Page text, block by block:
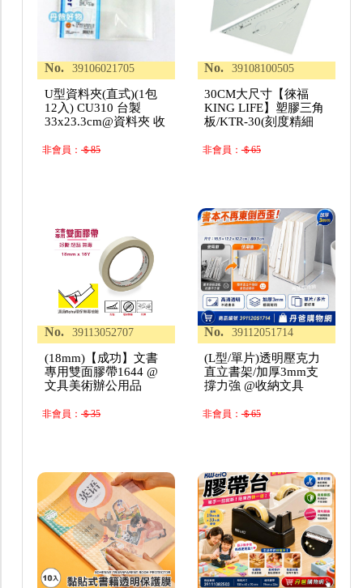
No. 39106021705
U型資料夾(直式)(1包
12入) CU310 台製
33x23.3cm@資料夾 收
非會員：＄85
No. 39108100505
30CM大尺寸【徠福
KING LIFE】塑膠三角
板/KTR-30(刻度精細
非會員：＄65
No. 39113052707
(18mm)【成功】文書
專用雙面膠帶1644 @
文具美術辦公用品
非會員：＄35
No. 39112051714
(L型/單片)透明壓克力
直立書架/加厚3mm支
撐力強 @收納文具
非會員：＄65